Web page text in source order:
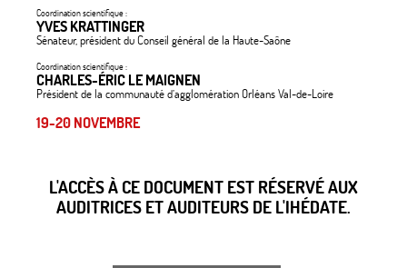
Coordination scientifique :
YVES KRATTINGER
Sénateur, président du Conseil général de la Haute-Saône
Coordination scientifique :
CHARLES-ÉRIC LE MAIGNEN
Président de la communauté d’agglomération Orléans Val-de-Loire
19-20 NOVEMBRE
L'ACCÈS À CE DOCUMENT EST RÉSERVÉ AUX
AUDITRICES ET AUDITEURS DE L'IHÉDATE.